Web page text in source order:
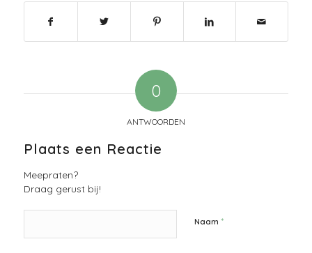
0
ANTWOORDEN
Plaats een Reactie
Meepraten?
Draag gerust bij!
Naam *